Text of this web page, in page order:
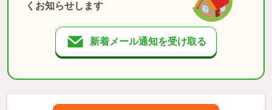
くお知らせします
新着メール通知を受け取る